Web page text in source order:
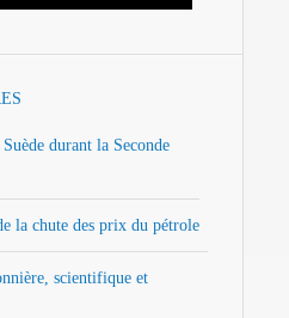
durant la Seconde
la chute des prix du pétrole
scientifique et